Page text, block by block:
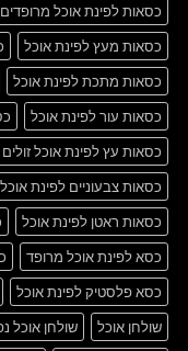
כסאות לפינת אוכל מרופדים
כסאות מעץ לפינת אוכל
כסאות מתכת לפינת אוכל
כסאות עור לפינת אוכל
כסאות עץ לפינת אוכל זולים
כסאות צבעוניים לפינת אוכל
כסאות ראטן לפינת אוכל
כסא לפינת אוכל מרופד
כסא פלסטיק לפינת אוכל
שולחן אוכל
שולחן אוכל